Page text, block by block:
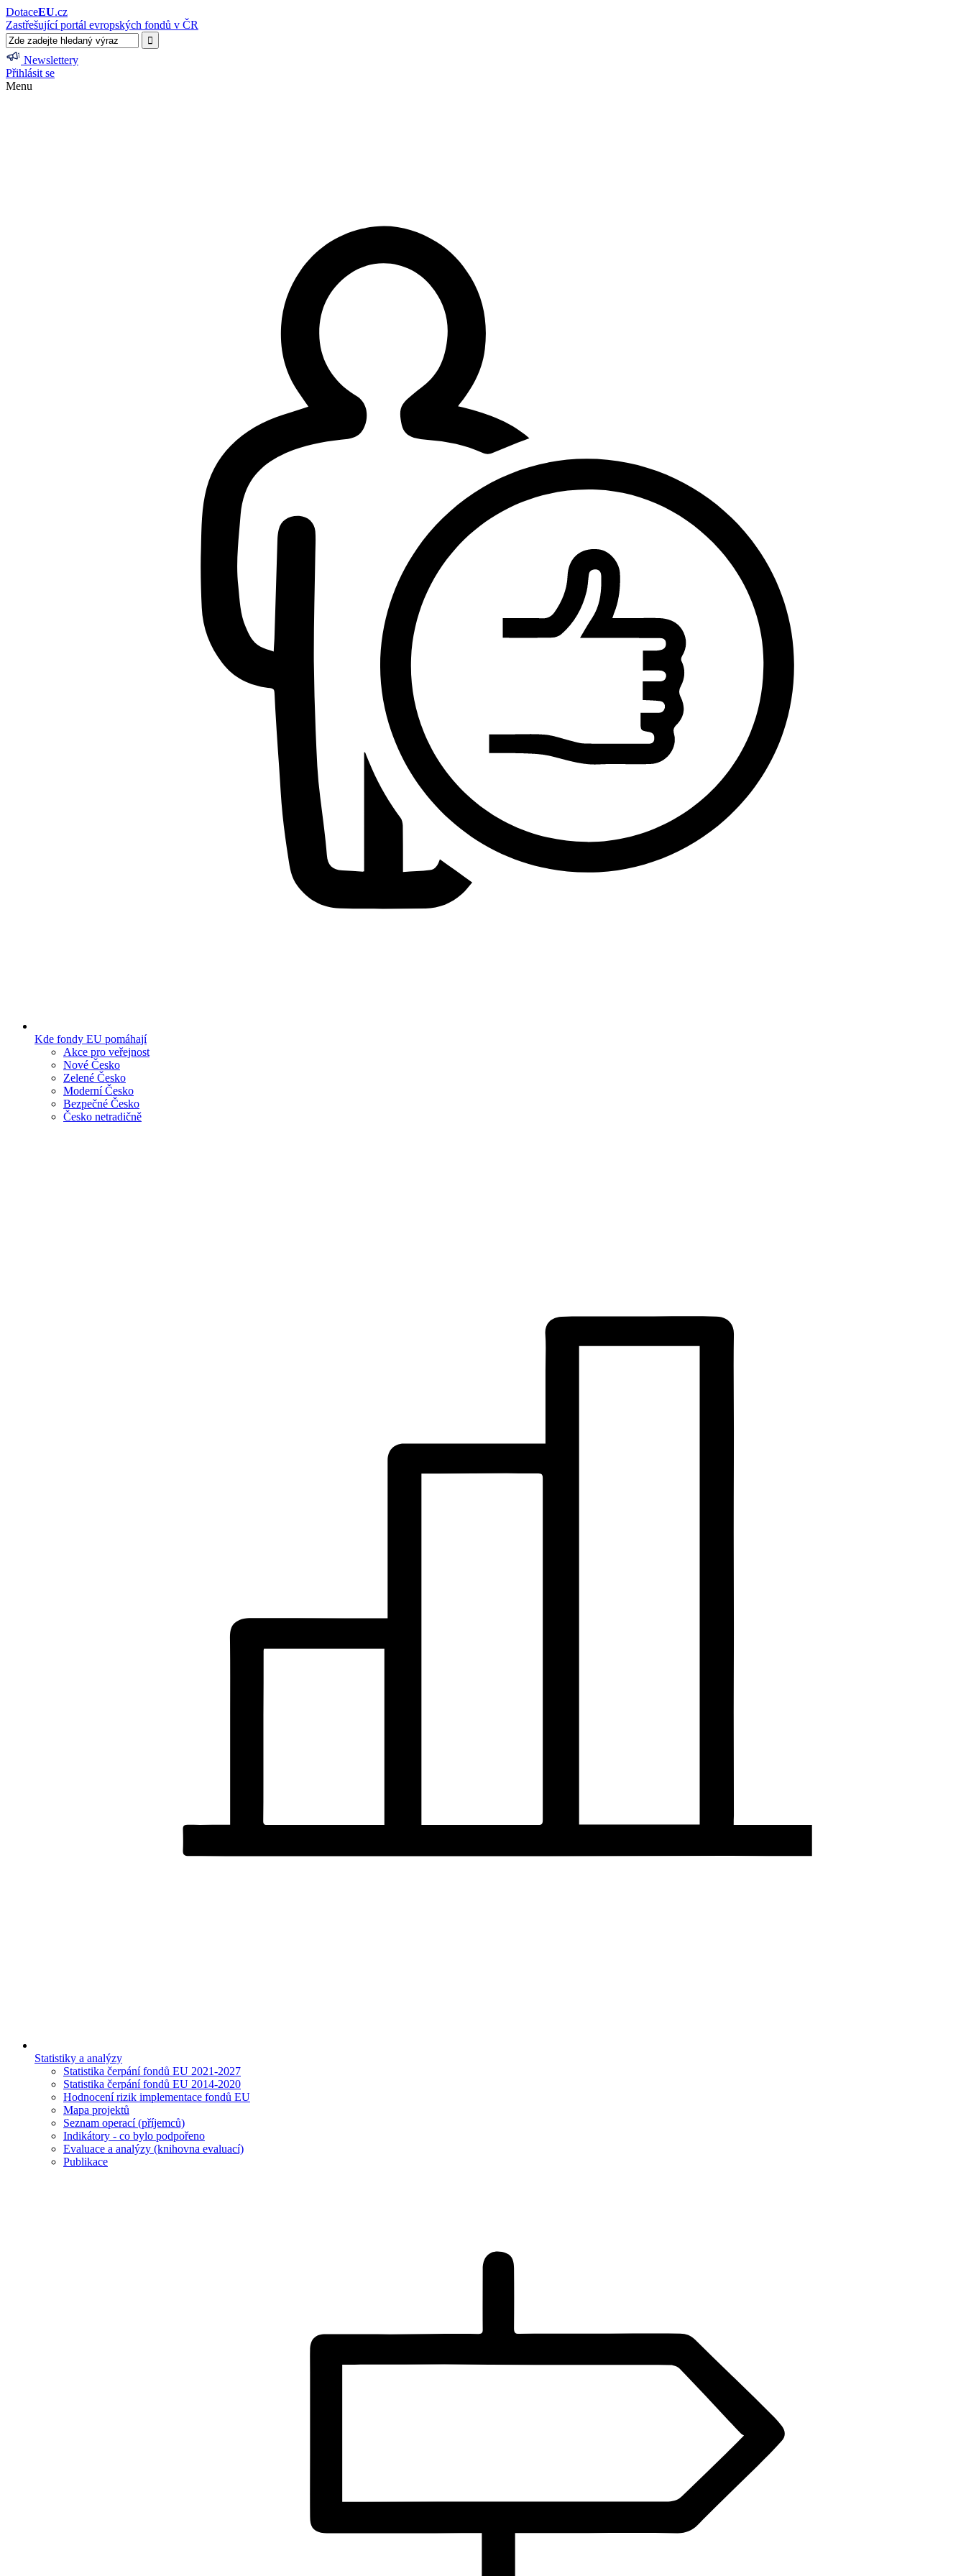
DotaceEU.cz
Zastřešující portál evropských fondů v ČR
Newslettery
Přihlásit se
Menu
Kde fondy EU pomáhají
Akce pro veřejnost
Nové Česko
Zelené Česko
Moderní Česko
Bezpečné Česko
Česko netradičně
Statistiky a analýzy
Statistika čerpání fondů EU 2021-2027
Statistika čerpání fondů EU 2014-2020
Hodnocení rizik implementace fondů EU
Mapa projektů
Seznam operací (příjemců)
Indikátory - co bylo podpořeno
Evaluace a analýzy (knihovna evaluací)
Publikace